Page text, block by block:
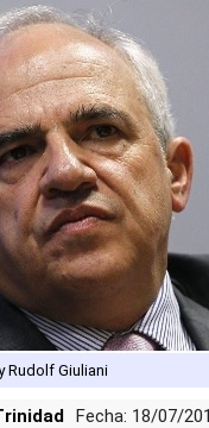
Rudolf Giuliani
Fecha: 18/07/